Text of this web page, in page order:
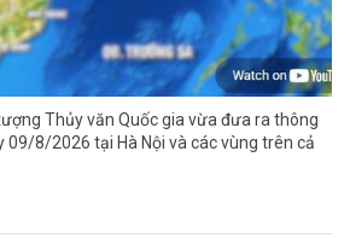
Thủy văn Quốc gia vừa đưa ra thông
09/8/2026 tại Hà Nội và các vùng trên cả